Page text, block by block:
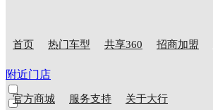
首页 热门车型 共享360 招商加盟
官方商城 服务支持 关于大行
附近门店